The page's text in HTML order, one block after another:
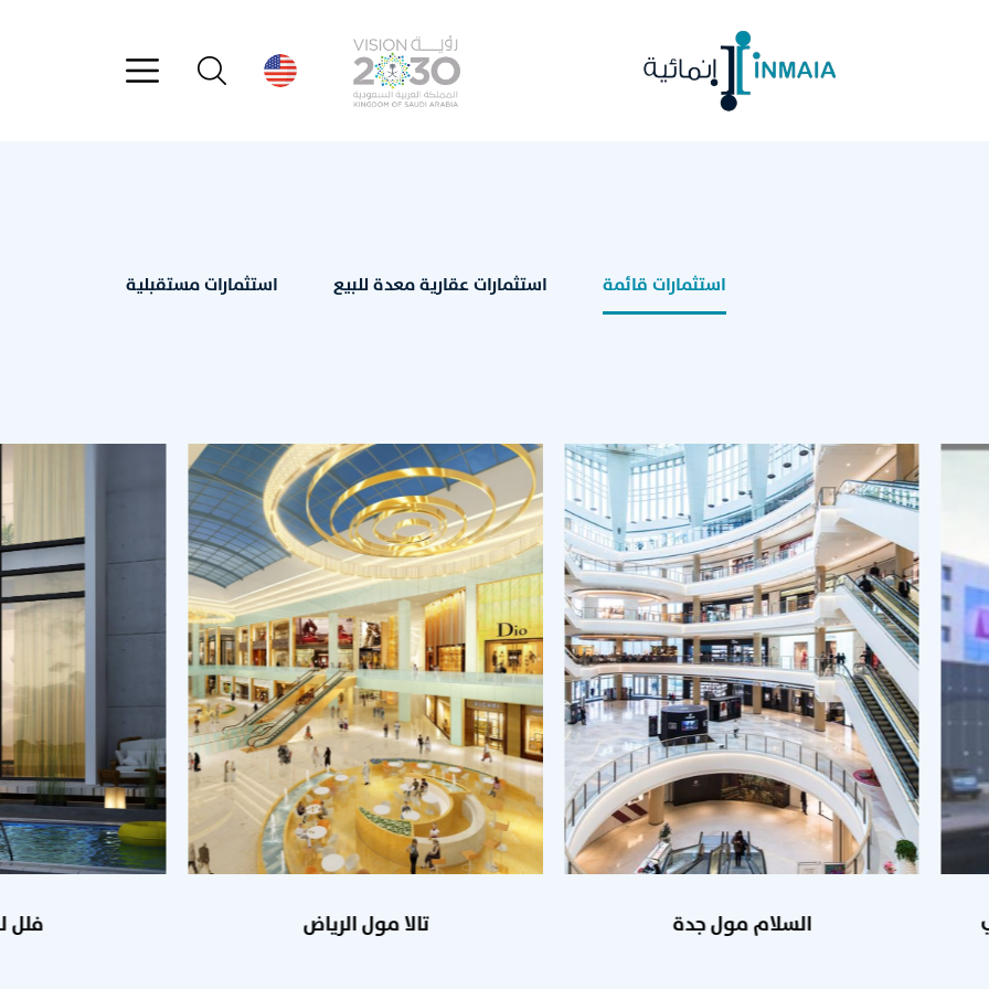
استثمارات قائمة استثمارات عقارية معدة للبيع استثمارات مستقبلية
السلام مول جدة تالا مول الرياض فلل